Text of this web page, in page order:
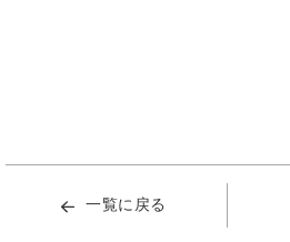
一覧に戻る